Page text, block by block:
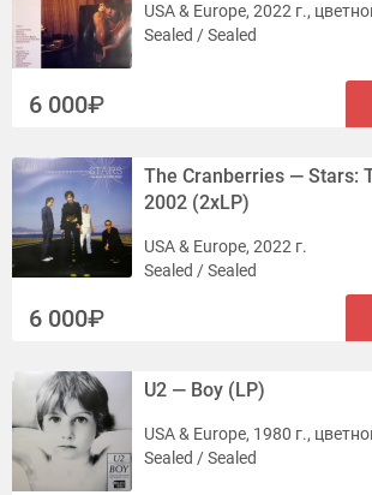
USA & Europe, 2022 г.,
Sealed / Sealed
6 000
The Cranberries — Stars:
2002 (2xLP)
USA & Europe, 2022 г.
Sealed / Sealed
6 000
U2 — Boy (LP)
USA & Europe, 1980 г.,
Sealed / Sealed